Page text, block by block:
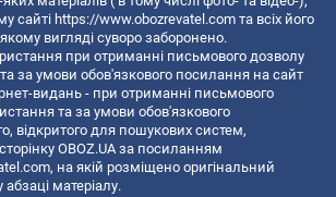
сайті https://www.obozrevatel.com та всіх його
вигляді суворо заборонено.
при отриманні письмового дозволу
за умови обов'язкового посилання на сайт
видань - при отриманні письмового
та за умови обов'язкового
відкритого для пошукових систем,
OBOZ.UA за посиланням
, на якій розміщено оригінальний
матеріалу.